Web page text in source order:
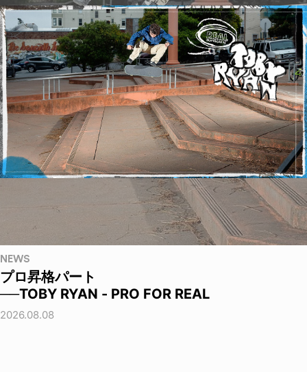
NEWS
プロ昇格パート
──TOBY RYAN - PRO FOR REAL
2026.08.08